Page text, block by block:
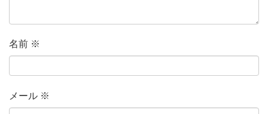
名前 ※
メール ※